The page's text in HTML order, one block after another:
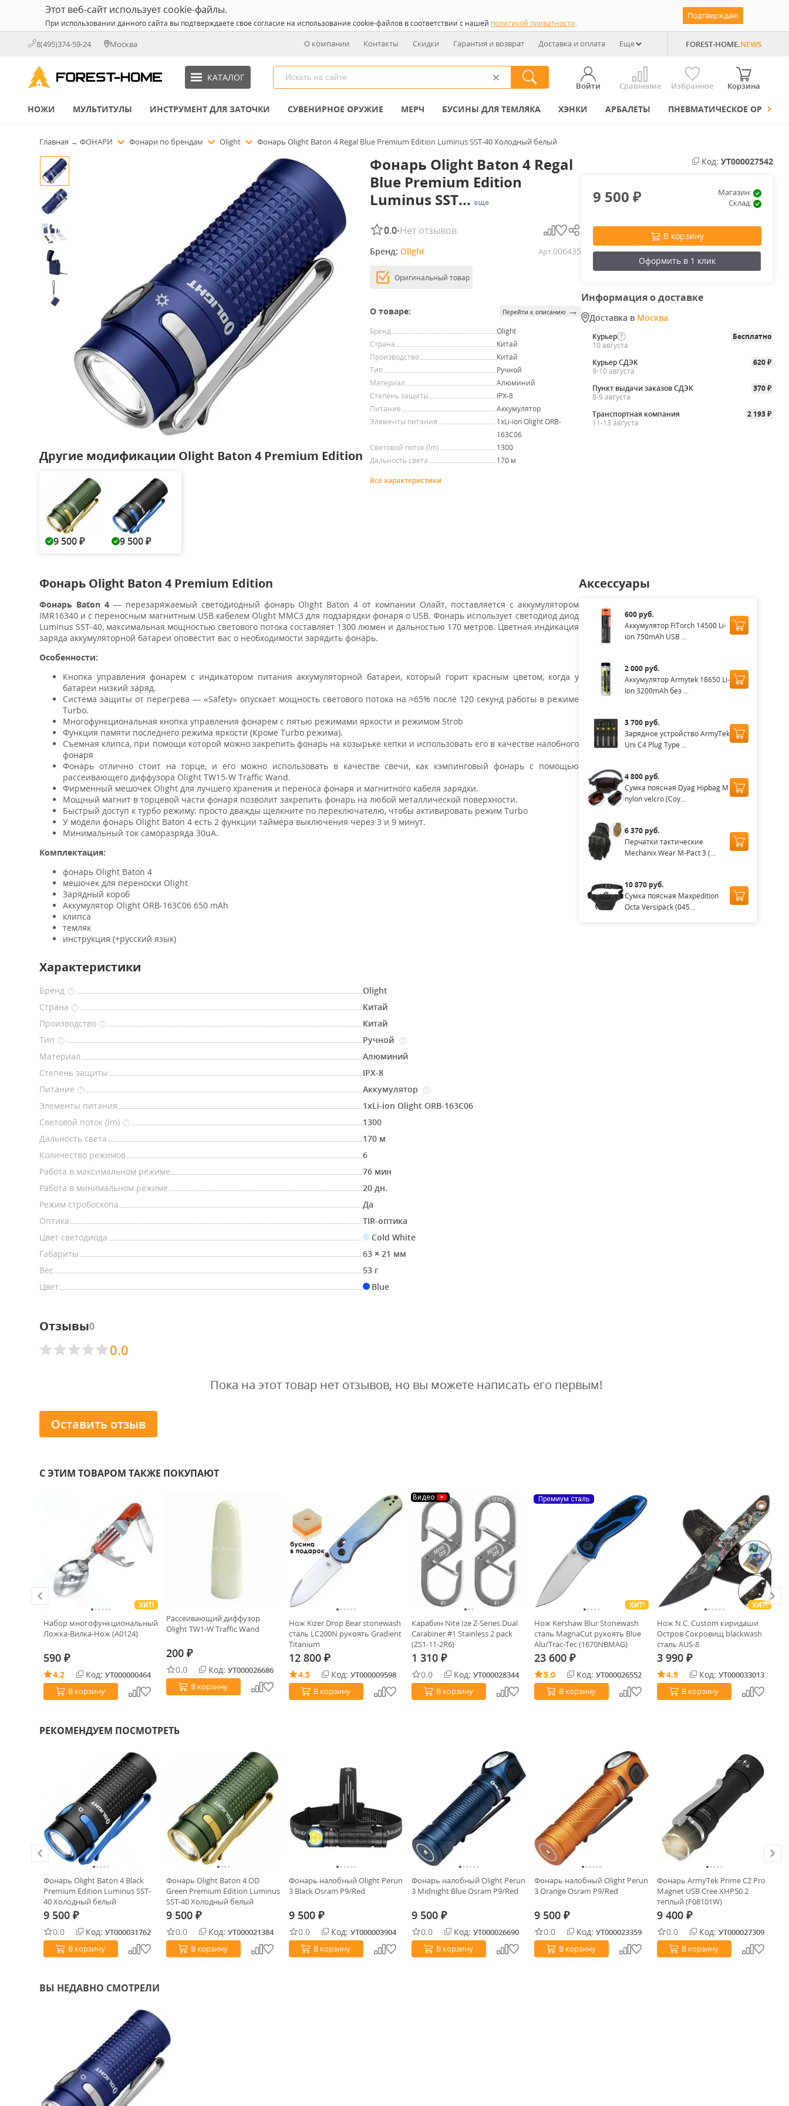
Этот веб-сайт использует cookie-файлы.
При использовании данного сайта вы подтверждаете свое согласие на использование cookie-файлов в соответствии с нашей политикой приватности.
Подтверждаю
8(495)374-59-24 Москва О компании Контакты Скидки Гарантия и возврат Доставка и оплата Еще FOREST-HOME.NEWS
КАТАЛОГ
Войти Сравнение Избранное Корзина
НОЖИ МУЛЬТИТУЛЫ ИНСТРУМЕНТ ДЛЯ ЗАТОЧКИ СУВЕНИРНОЕ ОРУЖИЕ МЕРЧ БУСИНЫ ДЛЯ ТЕМЛЯКА ХЭНКИ АРБАЛЕТЫ ПНЕВМАТИЧЕСКОЕ ОРУЖИЕ
Главная → ФОНАРИ Фонари по брендам Olight Фонарь Olight Baton 4 Regal Blue Premium Edition Luminus SST-40 Холодный белый
Другие модификации Olight Baton 4 Premium Edition
9 500 ₽ 9 500 ₽
Фонарь Olight Baton 4 Regal
Blue Premium Edition
Luminus SST... еще
0.0•Нет отзывов
Бренд: Olight Арт.006435
Оригинальный товар
О товаре: Перейти к описанию →
Бренд
Olight
Страна
Китай
Производство
Китай
Тип
Ручной
Материал
Алюминий
Степень защиты
IPX-8
Питание
Аккумулятор
Элементы питания
1хLi-ion Olight ORB-
163C06
Световой поток (lm)
1300
Дальность света
170 м
Все характеристики
Код: УТ000027542
9 500₽
Магазин:
Склад:
В корзину
Оформить в 1 клик
Информация о доставке
Доставка в Москва
Курьер
Бесплатно
10 августа
Курьер СДЭК
620 ₽
9-10 августа
Пункт выдачи заказов СДЭК
370 ₽
8-9 августа
Транспортная компания
2 193 ₽
11-13 августа
Фонарь Olight Baton 4 Premium Edition
Фонарь Baton 4— перезаряжаемый светодиодный фонарь Olight Baton 4 от компании Олайт, поставляется с аккумулятором
IMR16340 и с переносным магнитным USB кабелем Olight MMC3 для подзарядки фонаря о USB. Фонарь использует светодиод диод
Luminus SST-40, максимальная мощностью светового потока составляет 1300 люмен и дальностью 170 метров. Цветная индикация
заряда аккумуляторной батареи оповестит вас о необходимости зарядить фонарь.
Особенности:
Кнопка управления фонарем с индикатором питания аккумуляторной батареи, который горит красным цветом, когда у
батареи низкий заряд.
Система защиты от перегрева — «Safety» опускает мощность светового потока на ≈65% после 120 секунд работы в режиме
Turbo.
Многофункциональная кнопка управления фонарем с пятью режимами яркости и режимом Strob
Функция памяти последнего режима яркости (Кроме Turbo режима).
Съемная клипса, при помощи которой можно закрепить фонарь на козырьке кепки и использовать его в качестве налобного
фонаря
Фонарь отлично стоит на торце, и его можно использовать в качестве свечи, как кэмпинговый фонарь с помощью
рассеивающего диффузора Olight TW15-W Traffic Wand.
Фирменный мешочек Olight для лучшего хранения и переноса фонаря и магнитного кабеля зарядки.
Мощный магнит в торцевой части фонаря позволит закрепить фонарь на любой металлической поверхности.
Быстрый доступ к турбо режиму: просто дважды щелкните по переключателю, чтобы активировать режим Turbo
У модели фонарь Olight Baton 4 есть 2 функции таймера выключения через 3 и 9 минут.
Минимальный ток саморазряда 30uA.
Комплектация:
фонарь Olight Baton 4
мешочек для переноски Olight
Зарядный короб
Аккумулятор Olight ORB-163C06 650 mAh
клипса
темляк
инструкция (+русский язык)
Характеристики
Бренд ?
Olight
Страна
?
Китай
Производство
?
Китай
Тип
? Ручной ?
Материал
Алюминий
Степень защиты
IPX-8
Питание
? Аккумулятор ?
Элементы питания
1хLi-ion Olight ORB-163C06
Световой поток (lm)
?
1300
Дальность света
170 м
Количество режимов
6
Работа в максимальном режиме
76 мин
Работа в минимальном режиме
20 дн.
Режим стробоскопа
Да
Оптика
TIR-оптика
Цвет светодиода
Cold White
Габариты
63 × 21 мм
Вес
53 г
Цвет
Blue
Аксессуары
600 руб.
Аккумулятор FiTorch 14500 Li-
ion 750mAh USB ...
2 000 руб.
Аккумулятор Armytek 18650 Li-
Ion 3200mAh без ...
3 700 руб.
Зарядное устройство ArmyTek
Uni C4 Plug Type ...
4 800 руб.
Сумка поясная Dyag Hipbag M
nylon velcro (Coy...
6 370 руб.
Перчатки тактические
Mechanix Wear M-Pact 3 (...
10 870 руб.
Сумка поясная Maxpedition
Octa Versipack (045...
Отзывы0
0.0
Пока на этот товар нет отзывов, но вы можете написать его первым!
Оставить отзыв
С ЭТИМ ТОВАРОМ ТАКЖЕ ПОКУПАЮТ
ХИТ!
Набор многофункциональный
Ложка-Вилка-Нож (А0124)
590 ₽
4.2 Код: УТ000000464
В корзину
Рассеивающий диффузор
Olight TW1-W Traffic Wand
200 ₽
0.0 Код: УТ000026686
В корзину
Нож Kizer Drop Bear stonewash
сталь LC200N рукоять Gradient
Titanium
12 800 ₽
4.5 Код: УТ000009598
В корзину
Видео
Карабин Nite Ize Z-Series Dual
Carabiner #1 Stainless 2 pack
(ZS1-11-2R6)
1 310 ₽
0.0 Код: УТ000028344
В корзину
Премиум сталь
ХИТ!
Нож Kershaw Blur Stonewash
сталь MagnaCut рукоять Blue
Alu/Trac-Tec (1670NBMAG)
23 600 ₽
5.0 Код: УТ000026552
В корзину
ХИТ!
Нож N.C. Custom киридаши
Остров Сокровищ blackwash
сталь AUS-8
3 990 ₽
4.9 Код: УТ000033013
В корзину
РЕКОМЕНДУЕМ ПОСМОТРЕТЬ
Фонарь Olight Baton 4 Black
Premium Edition Luminus SST-
40 Холодный белый
9 500 ₽
0.0 Код: УТ000031762
В корзину
Фонарь Olight Baton 4 OD
Green Premium Edition Luminus
SST-40 Холодный белый
9 500 ₽
0.0 Код: УТ000021384
В корзину
Фонарь налобный Olight Perun
3 Black Osram P9/Red
9 500 ₽
0.0 Код: УТ000003904
В корзину
Фонарь налобный Olight Perun
3 Midnight Blue Osram P9/Red
9 500 ₽
0.0 Код: УТ000026690
В корзину
Фонарь налобный Olight Perun
3 Orange Osram P9/Red
9 500 ₽
0.0 Код: УТ000023359
В корзину
Фонарь ArmyTek Prime C2 Pro
Magnet USB Cree XHP50.2
теплый (F08101W)
9 400 ₽
0.0 Код: УТ000027309
В корзину
ВЫ НЕДАВНО СМОТРЕЛИ